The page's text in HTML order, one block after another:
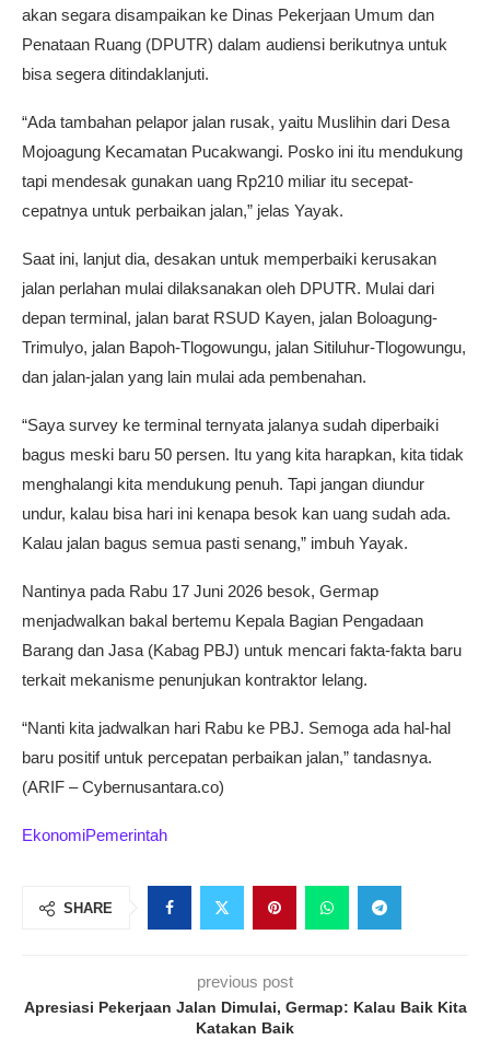
akan segara disampaikan ke Dinas Pekerjaan Umum dan
Penataan Ruang (DPUTR) dalam audiensi berikutnya untuk
bisa segera ditindaklanjuti.
“Ada tambahan pelapor jalan rusak, yaitu Muslihin dari Desa
Mojoagung Kecamatan Pucakwangi. Posko ini itu mendukung
tapi mendesak gunakan uang Rp210 miliar itu secepat-
cepatnya untuk perbaikan jalan,” jelas Yayak.
Saat ini, lanjut dia, desakan untuk memperbaiki kerusakan
jalan perlahan mulai dilaksanakan oleh DPUTR. Mulai dari
depan terminal, jalan barat RSUD Kayen, jalan Boloagung-
Trimulyo, jalan Bapoh-Tlogowungu, jalan Sitiluhur-Tlogowungu,
dan jalan-jalan yang lain mulai ada pembenahan.
“Saya survey ke terminal ternyata jalanya sudah diperbaiki
bagus meski baru 50 persen. Itu yang kita harapkan, kita tidak
menghalangi kita mendukung penuh. Tapi jangan diundur
undur, kalau bisa hari ini kenapa besok kan uang sudah ada.
Kalau jalan bagus semua pasti senang,” imbuh Yayak.
Nantinya pada Rabu 17 Juni 2026 besok, Germap
menjadwalkan bakal bertemu Kepala Bagian Pengadaan
Barang dan Jasa (Kabag PBJ) untuk mencari fakta-fakta baru
terkait mekanisme penunjukan kontraktor lelang.
“Nanti kita jadwalkan hari Rabu ke PBJ. Semoga ada hal-hal
baru positif untuk percepatan perbaikan jalan,” tandasnya.
(ARIF – Cybernusantara.co)
EkonomiPemerintah
SHARE
previous post
Apresiasi Pekerjaan Jalan Dimulai, Germap: Kalau Baik Kita
Katakan Baik